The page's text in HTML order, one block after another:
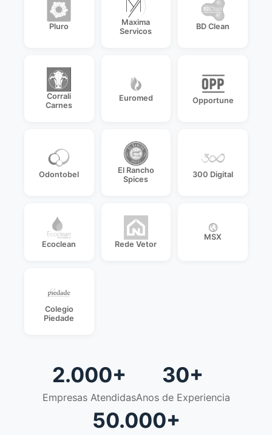
Pluro
Maxima
Servicos
BD Clean
Corrali
Carnes
Euromed Opportune
Odontobel
El Rancho
Spices
300 Digital
Ecoclean Rede Vetor
MSX
Colegio
Piedade
2.000+
Empresas Atendidas
30+
Anos de Experiencia
50.000+